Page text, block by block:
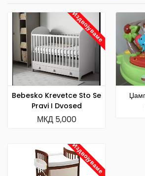
Издвојуваме
Bebesko Krevetce Sto Se
Pravi I Dvosed
МКД 5,000
Издвојуваме